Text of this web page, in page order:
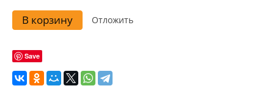
В корзину Отложить
Save